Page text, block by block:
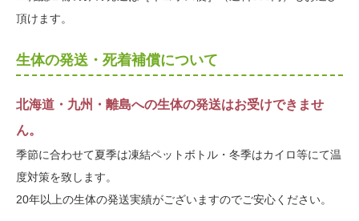
頂けます。
生体の発送・死着補償について
北海道・九州・離島への生体の発送はお受けできませ
ん。
季節に合わせて夏季は凍結ペットボトル・冬季はカイロ等にて温
度対策を致します。
20年以上の生体の発送実績がございますのでご安心ください。